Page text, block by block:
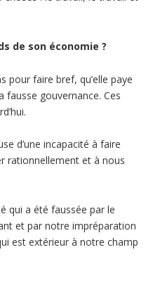
de son économie ?
pour faire bref, qu’elle paye
gouvernance. Ces
d’une incapacité à faire
rationnellement et à nous
qui a été faussée par le
et par notre impréparation
est extérieur à notre champ